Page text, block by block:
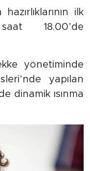
ilk
18.00’de
yönetiminde
yapılan
dinamik ısınma